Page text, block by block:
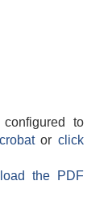
to
orclick
the PDF